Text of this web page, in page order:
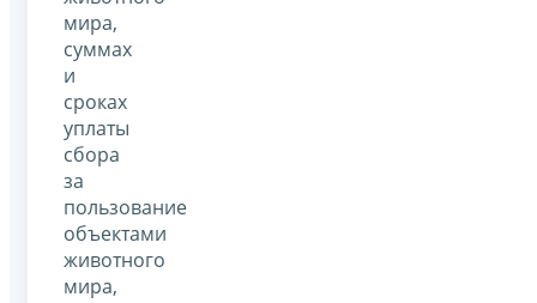
мира,
суммах
и
сроках
уплаты
сбора
за
пользование
объектами
животного
мира,